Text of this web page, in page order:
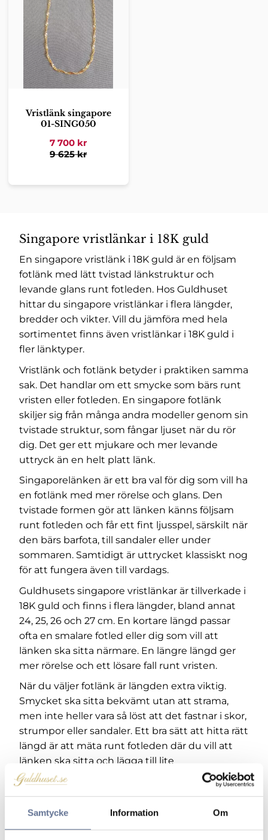
Samtycke Information Om
Vristlänk singapore
01-SING050
7 700 kr
9 625kr
Singapore vristlänkar i 18K guld
En singapore vristlänk i 18K guld är en följsam
fotlänk med lätt tvistad länkstruktur och
levande glans runt fotleden. Hos Guldhuset
hittar du singapore vristlänkar i flera längder,
bredder och vikter. Vill du jämföra med hela
sortimentet finns även vristlänkar i 18K guld i
fler länktyper.
Vristlänk och fotlänk betyder i praktiken samma
sak. Det handlar om ett smycke som bärs runt
vristen eller fotleden. En singapore fotlänk
skiljer sig från många andra modeller genom sin
tvistade struktur, som fångar ljuset när du rör
dig. Det ger ett mjukare och mer levande
uttryck än en helt platt länk.
Singaporelänken är ett bra val för dig som vill ha
en fotlänk med mer rörelse och glans. Den
tvistade formen gör att länken känns följsam
runt fotleden och får ett fint ljusspel, särskilt när
den bärs barfota, till sandaler eller under
sommaren. Samtidigt är uttrycket klassiskt nog
för att fungera även till vardags.
Guldhusets singapore vristlänkar är tillverkade i
18K guld och finns i flera längder, bland annat
24, 25, 26 och 27 cm. En kortare längd passar
ofta en smalare fotled eller dig som vill att
länken ska sitta närmare. En längre längd ger
mer rörelse och ett lösare fall runt vristen.
När du väljer fotlänk är längden extra viktig.
Smycket ska sitta bekvämt utan att strama,
men inte heller vara så löst att det fastnar i skor,
strumpor eller sandaler. Ett bra sätt att hitta rätt
längd är att mäta runt fotleden där du vill att
länken ska sitta och lägga till lite
rörelseutrymme. Tänk också på att fotleden kan
Bredden påverkar hur tydlig vristlänken blir. En
smalare singapore vristlänk på omkring 1,8 mm